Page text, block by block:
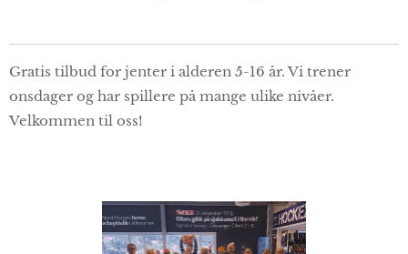
Gratis tilbud for jenter i alderen 5-16 år. Vi trener
onsdager og har spillere på mange ulike nivåer.
Velkommen til oss!